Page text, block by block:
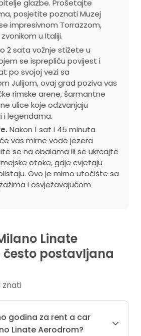
glazbe. Prošetajte
posjetite poznati Muzej
impresivnom Torrazzom,
u Italiji.
2 sata vožnje stižete u
se isprepliću povijest i
po svojoj vezi sa
Julijom, ovaj grad poziva vas
rimske arene, šarmantne
ulice koje odzvanjaju
i legendama.
Nakon 1 sat i 45 minuta
vas mirne vode jezera
se na obalama ili se ukrcajte
otoke, gdje cvjetaju
Ovo je mirno utočište sa
i osvježavajućom
Linate
postavljana
znati
godina za rent a car
Linate Aerodrom?